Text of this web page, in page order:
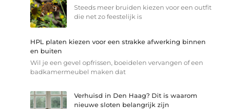
Steeds meer bruiden kiezen voor een outfit
die net zo feestelijk is
HPL platen kiezen voor een strakke afwerking binnen
en buiten
Wil je een gevel opfrissen, boeidelen vervangen of een
badkamermeubel maken dat
Verhuisd in Den Haag? Dit is waarom
nieuwe sloten belangrijk zijn